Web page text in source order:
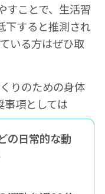
すことで、生活習
下すると推測され
いる方はぜひ取
りのための身体
事項としては
の日常的な動